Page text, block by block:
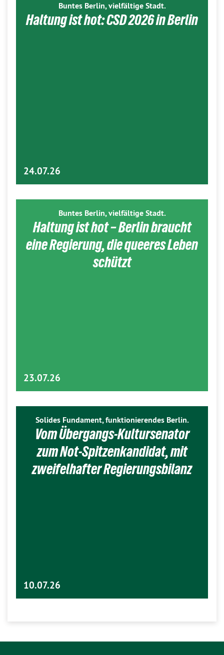
Buntes Berlin, vielfältige Stadt.
Haltung ist hot: CSD 2026 in Berlin
24.07.26
Buntes Berlin, vielfältige Stadt.
Haltung ist hot – Berlin braucht
eine Regierung, die queeres Leben
schützt
23.07.26
Solides Fundament, funktionierendes Berlin.
Vom Übergangs-Kultursenator
zum Not-Spitzenkandidat, mit
zweifelhafter Regierungsbilanz
10.07.26